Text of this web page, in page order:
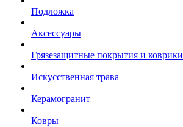
Подложка
Аксессуары
Грязезащитные покрытия и коврики
Искусственная трава
Керамогранит
Ковры